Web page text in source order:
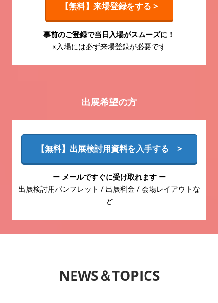
【無料】来場登録をする >
事前のご登録で当日入場がスムーズに！
※入場には必ず来場登録が必要です
出展希望の方
【無料】出展検討用資料を入手する >
ー メールですぐに受け取れます ー
出展検討用パンフレット / 出展料金 / 会場レイアウトな
ど
NEWS＆TOPICS